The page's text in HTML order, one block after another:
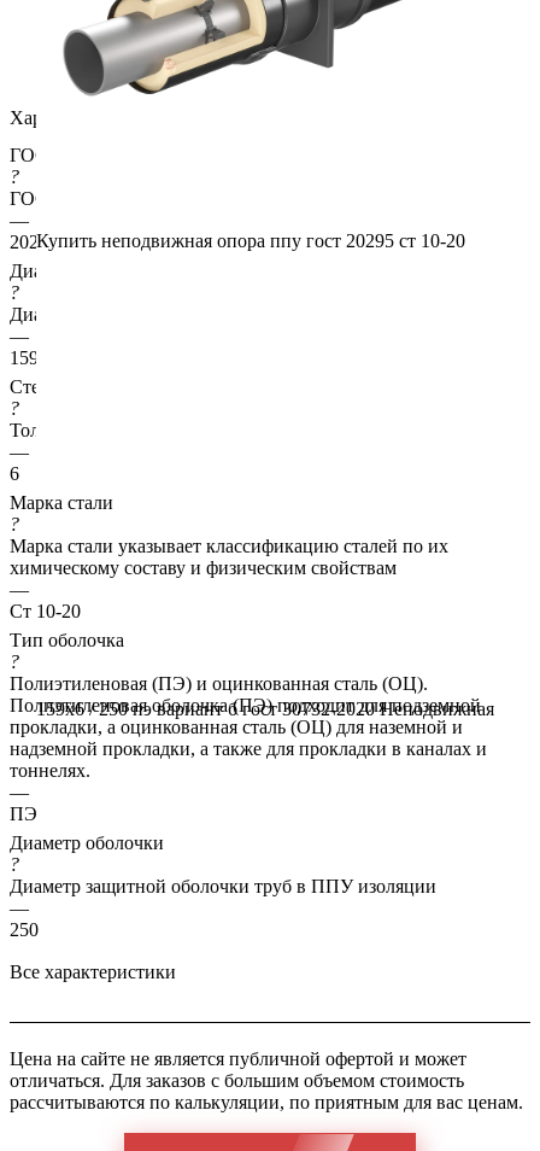
Купить неподвижная опора ппу гост 20295 ст 10-20
159x6 / 250 пэ вариант б гост 30732-2020 Неподвижная
Характеристики
ГОСТ несущей трубы
?
ГОСТ основной трубы
—
20295
Диаметр трубы, мм
?
Диаметр основной трубы
—
159
Стенка трубы, мм
?
Толщина стенки несущей трубы
—
6
Марка стали
?
Марка стали указывает классификацию сталей по их
химическому составу и физическим свойствам
—
Ст 10-20
Тип оболочка
?
Полиэтиленовая (ПЭ) и оцинкованная сталь (ОЦ).
Полиэтиленовая оболочка (ПЭ) подходит для подземной
прокладки, а оцинкованная сталь (ОЦ) для наземной и
надземной прокладки, а также для прокладки в каналах и
тоннелях.
—
ПЭ
Диаметр оболочки
?
Диаметр защитной оболочки труб в ППУ изоляции
—
250
Все характеристики
Цена на сайте не является публичной офертой и может
отличаться. Для заказов с большим объемом стоимость
рассчитываются по калькуляции, по приятным для вас ценам.